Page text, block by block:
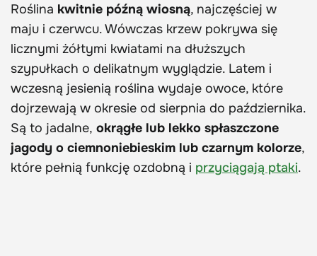
Roślina kwitnie późną wiosną, najczęściej w
maju i czerwcu. Wówczas krzew pokrywa się
licznymi żółtymi kwiatami na dłuższych
szypułkach o delikatnym wyglądzie. Latem i
wczesną jesienią roślina wydaje owoce, które
dojrzewają w okresie od sierpnia do października.
Są to jadalne, okrągłe lub lekko spłaszczone
jagody o ciemnoniebieskim lub czarnym kolorze,
które pełnią funkcję ozdobną i przyciągają ptaki.